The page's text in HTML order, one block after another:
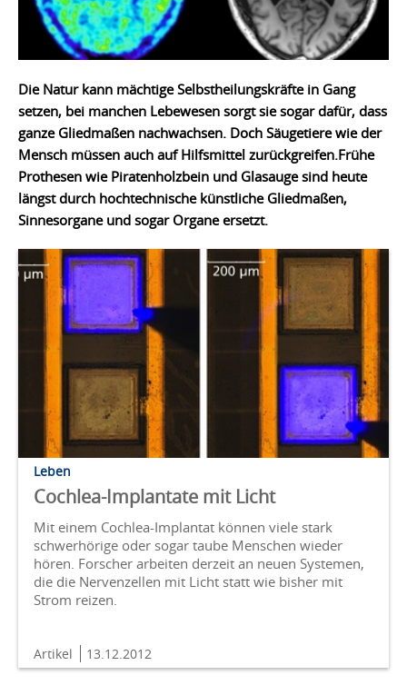
Die Natur kann mächtige Selbstheilungskräfte in Gang
setzen, bei manchen Lebewesen sorgt sie sogar dafür, dass
ganze Gliedmaßen nachwachsen. Doch Säugetiere wie der
Mensch müssen auch auf Hilfsmittel zurückgreifen.Frühe
Prothesen wie Piratenholzbein und Glasauge sind heute
längst durch hochtechnische künstliche Gliedmaßen,
Sinnesorgane und sogar Organe ersetzt.
Leben
Cochlea-Implantate mit Licht
Mit einem Cochlea-Implantat können viele stark
schwerhörige oder sogar taube Menschen wieder
hören. Forscher arbeiten derzeit an neuen Systemen,
die die Nervenzellen mit Licht statt wie bisher mit
Strom reizen.
Artikel 13.12.2012